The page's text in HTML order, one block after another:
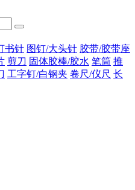
书针 图钉/大头针 胶带/胶带座
剪刀 固体胶棒/胶水 笔筒 推
工字钉/白钢夹 卷尺/仪尺 长